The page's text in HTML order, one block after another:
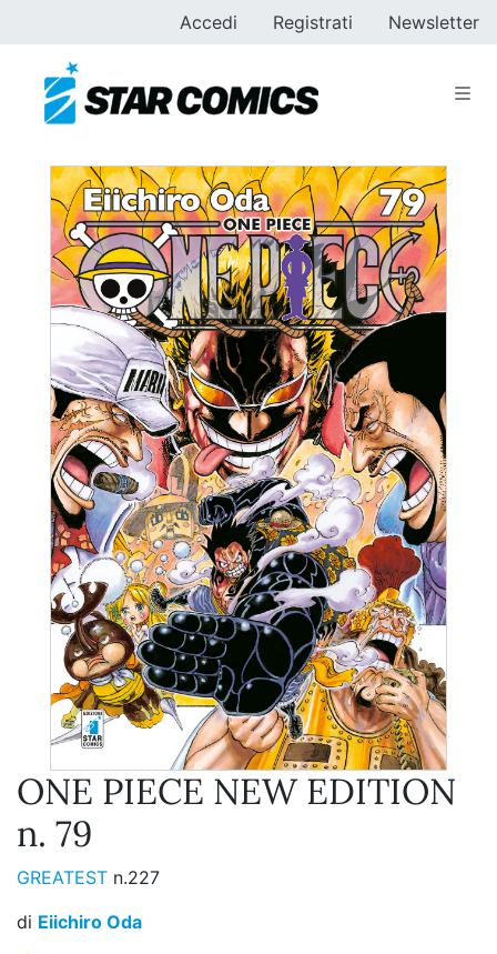
Accedi Registrati Newsletter
ONE PIECE NEW EDITION
n. 79
GREATEST n.227
di Eiichiro Oda